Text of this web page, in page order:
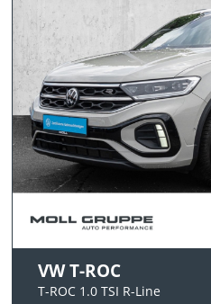
VW T-ROC
T-ROC 1.0 TSI R-Line